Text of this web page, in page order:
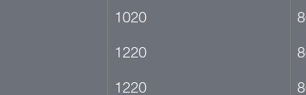
1020
1220
1220